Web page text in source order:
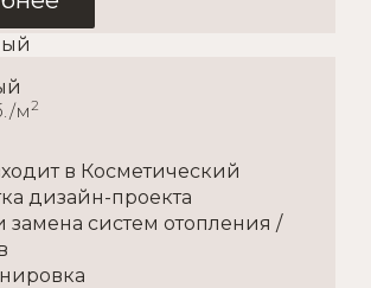
м2
в Косметический
дизайн-проекта
замена систем отопления /